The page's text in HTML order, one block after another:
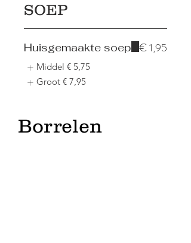
SOEP
Huisgemaakte soep € 1,95
Middel € 5,75
Groot € 7,95
Borrelen